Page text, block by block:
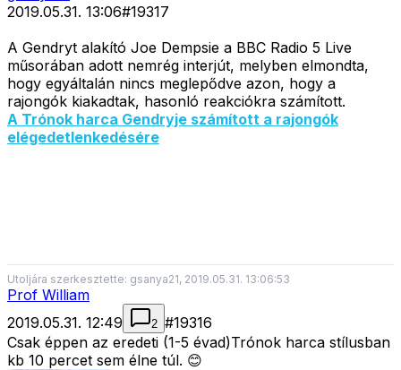
2019.05.31. 13:06#19317
A Gendryt alakító Joe Dempsie a BBC Radio 5 Live
műsorában adott nemrég interjút, melyben elmondta,
hogy egyáltalán nincs meglepődve azon, hogy a
rajongók kiakadtak, hasonló reakciókra számított.
A Trónok harca Gendryje számított a rajongók
elégedetlenkedésére
Utoljára szerkesztette: gsanya21, 2019.05.31. 13:06:53
Prof William
2019.05.31. 12:49
2 #19316
Csak éppen az eredeti (1-5 évad)Trónok harca stílusban
kb 10 percet sem élne túl. 😊